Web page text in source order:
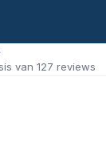
van 127 reviews